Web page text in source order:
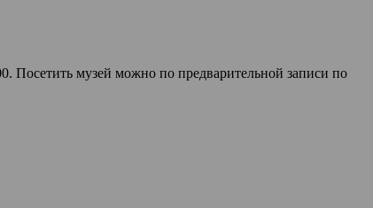
Посетить музей можно по предварительной записи по